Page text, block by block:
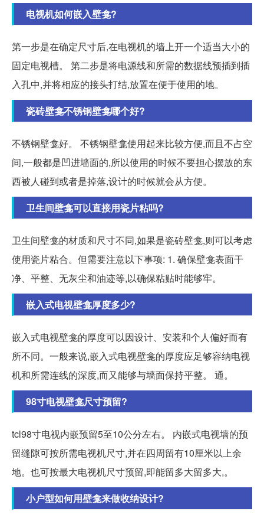
电视机如何嵌入壁龛?
第一步是在确定尺寸后,在电视机的墙上开一个适当大小的
固定电视槽。 第二步是将电源线和所需的数据线预插到插
入孔中,并将相应的接头打结,放置在便于使用的地。
瓷砖壁龛不锈钢壁龛哪个好?
不锈钢壁龛好。 不锈钢壁龛使用起来比较方便,而且不占空
间,一般都是凹进墙面的,所以使用的时候不要担心摆放的东
西被人碰到或者是掉落,设计的时候就会从方便。
卫生间壁龛可以直接用瓷片粘吗?
卫生间壁龛的材质和尺寸不同,如果是瓷砖壁龛,则可以考虑
使用瓷片粘合。但需要注意以下事项: 1. 确保壁龛表面干
净、平整、无灰尘和油迹等,以确保粘贴时能够牢。
嵌入式电视壁龛厚度多少?
嵌入式电视壁龛的厚度可以因设计、安装和个人偏好而有
所不同。一般来说,嵌入式电视壁龛的厚度应足够容纳电视
机和所需连线的深度,而又能够与墙面保持平整。 通。
98寸电视壁龛尺寸预留?
tcl98寸电视内嵌预留5至10公分左右。 内嵌式电视墙的预
留缝隙可按所需电视机尺寸,并在四周留有10厘米以上余
地。也可按最大电视机尺寸预留,即能留多大留多大,。
小户型如何用壁龛来做收纳设计?